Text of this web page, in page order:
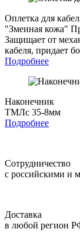
Оплетка для
"Змеиная кожа"
Защищает от
кабеля, придает
Подробнее
Наконечник
ТМЛс 35-8мм
Подробнее
Сотрудничество
с российскими и
Доставка
в любой регион